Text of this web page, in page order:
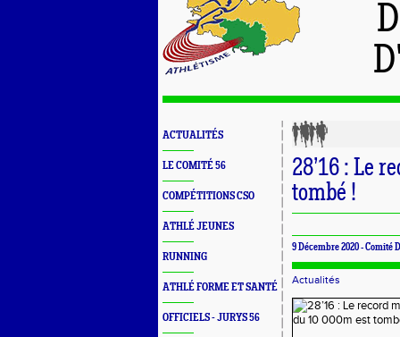
ACTUALITÉS
LE COMITÉ 56
COMPÉTITIONS CSO
ATHLÉ JEUNES
RUNNING
ATHLÉ FORME ET SANTÉ
OFFICIELS - JURYS 56
28’16 : Le
tombé !
9 Décembre 2020 -Comité
Actualités